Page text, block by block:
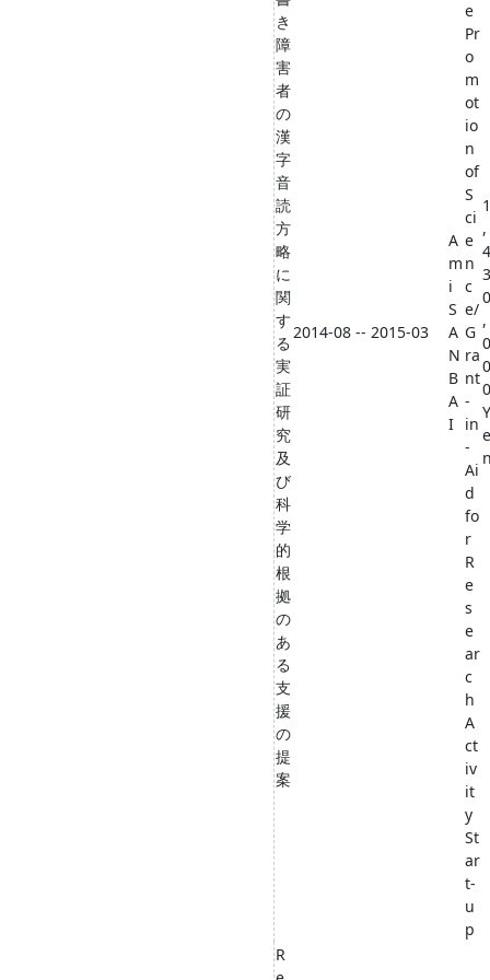
き
障
害
者
の
漢
字
音
読
方
略
に
関
す
る
実
証
研
究
及
び
科
学
的
根
拠
の
あ
る
支
援
の
提
案
2014-08 -- 2015-03
A
m
i
S
A
N
B
A
I
e
Pr
o
m
ot
io
n
of
S
ci
e
n
c
e/
G
ra
nt
-
in
-
Ai
d
fo
r
R
e
s
e
ar
c
h
A
ct
iv
it
y
St
ar
t-
u
p
1
,
4
3
0
,
0
0
0
Y
e
R